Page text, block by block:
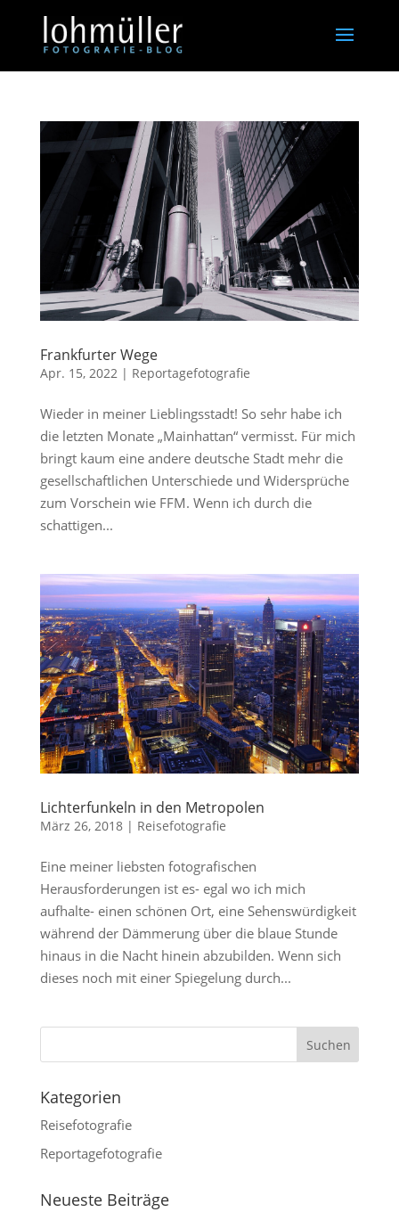
Frankfurter Wege
Apr. 15, 2022| Reportagefotografie
Wieder in meiner Lieblingsstadt! So sehr habe ich
die letzten Monate „Mainhattan“ vermisst. Für mich
bringt kaum eine andere deutsche Stadt mehr die
gesellschaftlichen Unterschiede und Widersprüche
zum Vorschein wie FFM. Wenn ich durch die
schattigen...
Lichterfunkeln in den Metropolen
März 26, 2018| Reisefotografie
Eine meiner liebsten fotografischen
Herausforderungen ist es- egal wo ich mich
aufhalte- einen schönen Ort, eine Sehenswürdigkeit
während der Dämmerung über die blaue Stunde
hinaus in die Nacht hinein abzubilden. Wenn sich
dieses noch mit einer Spiegelung durch...
Kategorien
Reisefotografie
Reportagefotografie
Neueste Beiträge